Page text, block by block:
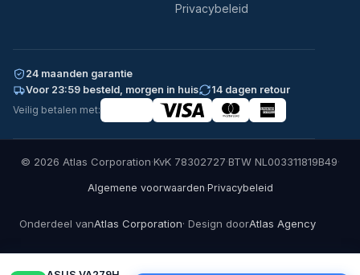
Privacybeleid
24 maanden garantie
Voor 23:59 besteld, morgen in huis
14 dagen retour
Veilig betalen met:
© 2026 Atlas Corporation·KvK 78302727·BTW NL003311819B49·
Algemene voorwaarden·Privacybeleid
Onderdeel vanAtlas Corporation· Design doorAtlas Agency